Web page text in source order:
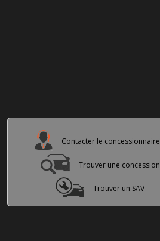
Contacter le concessionnaire
Trouver une concession
Trouver un SAV